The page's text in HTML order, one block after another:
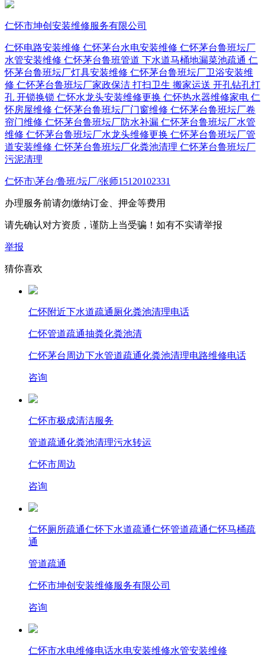
仁怀市坤创安装维修服务有限公司
仁怀电路安装维修 仁怀茅台水电安装维修 仁怀茅台鲁班坛厂
水管安装维修 仁怀茅台鲁班管道 下水道马桶地漏菜池疏通 仁
怀茅台鲁班坛厂灯具安装维修 仁怀茅台鲁班坛厂卫浴安装维
修 仁怀茅台鲁班坛厂家政保洁 打扫卫生 搬家运送 开孔钻孔打
孔 开锁换锁 仁怀水龙头安装维修更换 仁怀热水器维修家电 仁
怀房屋维修 仁怀茅台鲁班坛厂门窗维修 仁怀茅台鲁班坛厂卷
帘门维修 仁怀茅台鲁班坛厂防水补漏 仁怀茅台鲁班坛厂水管
维修 仁怀茅台鲁班坛厂水龙头维修更换 仁怀茅台鲁班坛厂管
道安装维修 仁怀茅台鲁班坛厂化粪池清理 仁怀茅台鲁班坛厂
污泥清理
仁怀市\茅台/鲁班/坛厂/张师15120102331
办理服务前请勿缴纳订金、押金等费用
请先确认对方资质，谨防上当受骗！如有不实请举报
举报
猜你喜欢
仁怀附近下水道疏通厕化粪池清理电话
仁怀管道疏通抽粪化粪池清
仁怀茅台周边下水管道疏通化粪池清理电路维修电话
咨询
仁怀市极成清洁服务
管道疏通化粪池清理污水转运
仁怀市周边
咨询
仁怀厕所疏通仁怀下水道疏通仁怀管道疏通仁怀马桶疏
通
管道疏通
仁怀市坤创安装维修服务有限公司
咨询
仁怀市水电维修电话水电安装维修水管安装维修